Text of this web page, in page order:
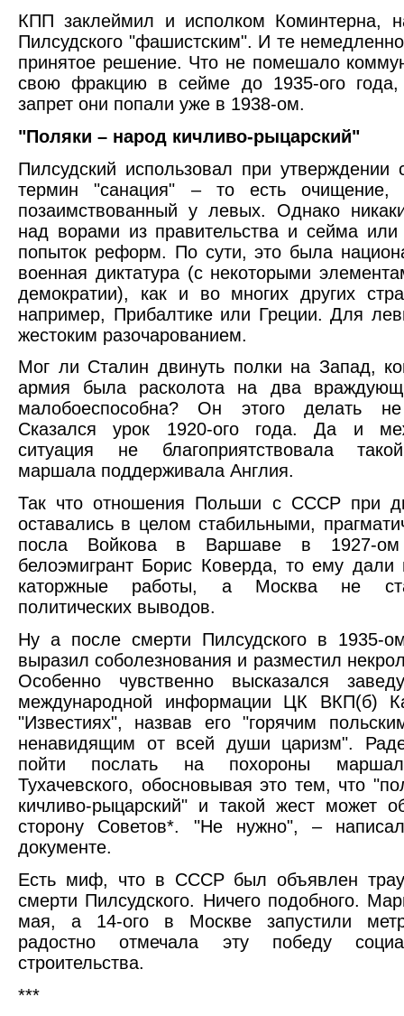
КПП заклеймил и исполком Коминтерна,
Пилсудского "фашистским". И те
принятое решение. Что не помешало
свою фракцию в сейме до 1935-ого
запрет они попали уже в 1938-ом.
"Поляки – народ кичливо-рыцарский"
Пилсудский использовал при утверждении
термин "санация" – то есть очищение,
позаимствованный у левых. Однако
над ворами из правительства и сейма
попыток реформ. По сути, это была
военная диктатура (с некоторыми
демократии), как и во многих других
например, Прибалтике или Греции. Для
жестоким разочарованием.
Мог ли Сталин двинуть полки на Запад,
армия была расколота на два
малобоеспособна? Он этого делать
Сказался урок 1920-ого года. Да и
ситуация не благоприятствовала
маршала поддерживала Англия.
Так что отношения Польши с СССР при
оставались в целом стабильными,
посла Войкова в Варшаве в 1927-
белоэмигрант Борис Коверда, то ему дали
каторжные работы, а Москва не
политических выводов.
Ну а после смерти Пилсудского в 1935-
выразил соболезнования и разместил
Особенно чувственно высказался
международной информации ЦК ВКП(б)
"Известиях", назвав его "горячим
ненавидящим от всей души царизм".
пойти послать на похороны
Тухачевского, обосновывая это тем, что
кичливо-рыцарский" и такой жест может
сторону Советов*. "Не нужно", –
документе.
Есть миф, что в СССР был объявлен
смерти Пилсудского. Ничего подобного.
мая, а 14-ого в Москве запустили
радостно отмечала эту победу
строительства.
***